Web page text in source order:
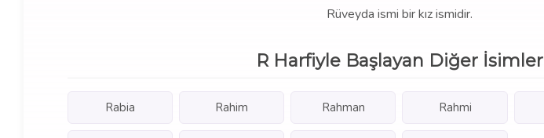
Rüveyda ismi bir kız ismidir.
R Harfiyle Başlayan Diğer İsimler
Rabia Rahim Rahman Rahmi